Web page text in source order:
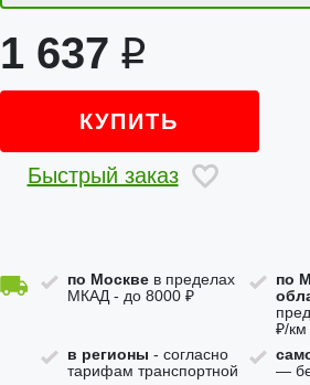
1 637
КУПИТЬ
Быстрый заказ
по Москвев пределах
МКАД - до 8000 ₽
по
₽/км
в регионы - согласно
тарифам транспортной
—